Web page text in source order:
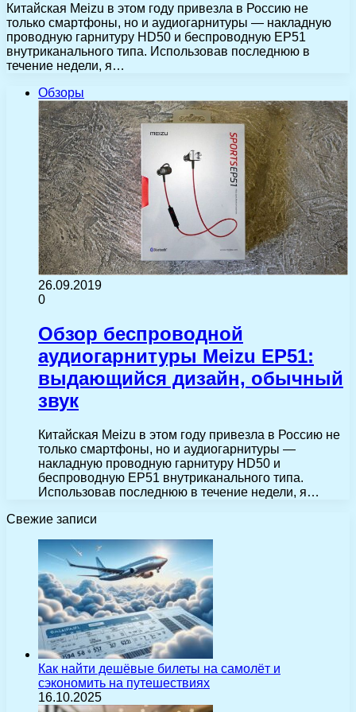
Китайская Meizu в этом году привезла в Россию не
только смартфоны, но и аудиогарнитуры — накладную
проводную гарнитуру HD50 и беспроводную EP51
внутриканального типа. Использовав последнюю в
течение недели, я…
Обзоры
26.09.2019
0
Обзор беспроводной
аудиогарнитуры Meizu EP51:
выдающийся дизайн, обычный
звук
Китайская Meizu в этом году привезла в Россию не
только смартфоны, но и аудиогарнитуры —
накладную проводную гарнитуру HD50 и
беспроводную EP51 внутриканального типа.
Использовав последнюю в течение недели, я…
Свежие записи
Как найти дешёвые билеты на самолёт и
сэкономить на путешествиях
16.10.2025